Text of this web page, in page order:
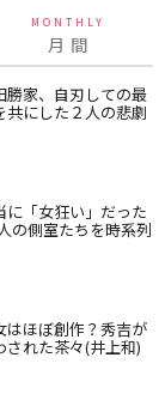
MONTHLY
月 間
勝家、自刃しての最
にした２人の悲劇
に「女狂い」だった
の側室たちを時系列
はほぼ創作？秀吉が
れた茶々(井上和)